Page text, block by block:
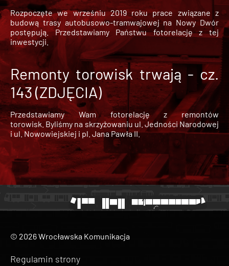
Rozpoczęte we wrześniu 2019 roku prace związane z
budową trasy autobusowo-tramwajowej na Nowy Dwór
postępują. Przedstawiamy Państwu fotorelację z tej
inwestycji.
Remonty torowisk trwają - cz.
143 (ZDJĘCIA)
Przedstawiamy Wam fotorelację z remontów
torowisk. Byliśmy na skrzyżowaniu ul. Jedności Narodowej
i ul. Nowowiejskiej i pl. Jana Pawła II.
© 2026 Wrocławska Komunikacja
Regulamin strony